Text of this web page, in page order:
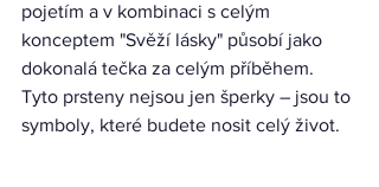
pojetím a v kombinaci s celým
konceptem "Svěží lásky" působí jako
dokonalá tečka za celým příběhem.
Tyto prsteny nejsou jen šperky – jsou to
symboly, které budete nosit celý život.